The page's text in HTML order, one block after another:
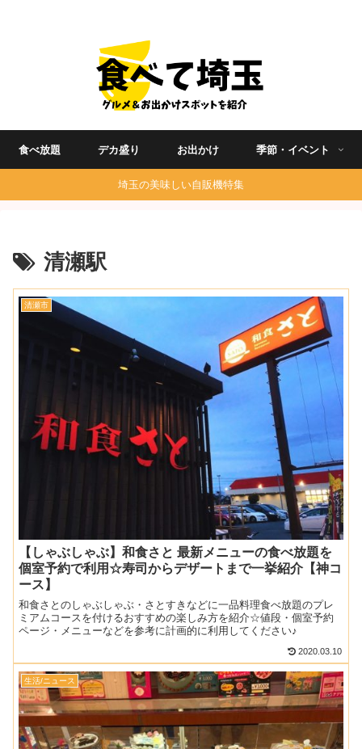
食べ放題 デカ盛り お出かけ 季節・イベント
埼玉の美味しい自販機特集
清瀬駅
清瀬市
【しゃぶしゃぶ】和食さと 最新メニューの食べ放題を
個室予約で利用☆寿司からデザートまで一挙紹介【神コ
ース】
和食さとのしゃぶしゃぶ・さとすきなどに一品料理食べ放題のプレ
ミアムコースを付けるおすすめの楽しみ方を紹介☆値段・個室予約
ページ・メニューなどを参考に計画的に利用してください♪
2020.03.10
生活/ニュース